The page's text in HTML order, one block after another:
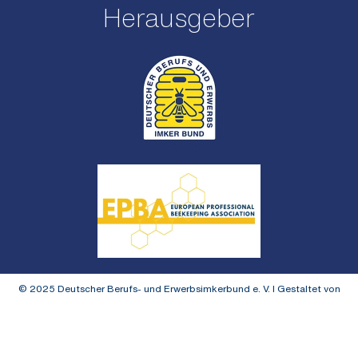
Herausgeber
© 2025 Deutscher Berufs- und Erwerbsimkerbund e. V. I Gestaltet von